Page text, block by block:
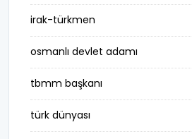
irak-türkmen
osmanlı devlet adamı
tbmm başkanı
türk dünyası